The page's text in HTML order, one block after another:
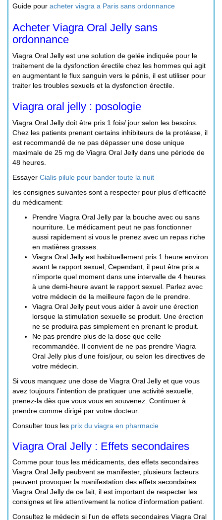
Guide pouracheter viagra a Paris sans ordonnance
Acheter Viagra Oral Jelly sans
ordonnance
Viagra Oral Jelly est une solution de gelée indiquée pour le
traitement de la dysfonction érectile chez les hommes qui agit
en augmentant le flux sanguin vers le pénis, il est utiliser pour
traiter les troubles sexuels et la dysfonction érectile.
Viagra oral jelly : posologie
Viagra Oral Jelly doit être pris 1 fois/ jour selon les besoins.
Chez les patients prenant certains inhibiteurs de la protéase, il
est recommandé de ne pas dépasser une dose unique
maximale de 25 mg de Viagra Oral Jelly dans une période de
48 heures.
EssayerCialis pilule pour bander toute la nuit
les consignes suivantes sont a respecter pour plus d’efficacité
du médicament:
Prendre Viagra Oral Jelly par la bouche avec ou sans
nourriture. Le médicament peut ne pas fonctionner
aussi rapidement si vous le prenez avec un repas riche
en matières grasses.
Viagra Oral Jelly est habituellement pris 1 heure environ
avant le rapport sexuel; Cependant, il peut être pris a
n'importe quel moment dans une intervalle de 4 heures
à une demi-heure avant le rapport sexuel. Parlez avec
votre médecin de la meilleure façon de le prendre.
Viagra Oral Jelly peut vous aider à avoir une érection
lorsque la stimulation sexuelle se produit. Une érection
ne se produira pas simplement en prenant le produit.
Ne pas prendre plus de la dose que celle
recommandée. Il convient de ne pas prendre Viagra
Oral Jelly plus d'une fois/jour, ou selon les directives de
votre médecin.
Si vous manquez une dose de Viagra Oral Jelly et que vous
avez toujours l'intention de pratiquer une activité sexuelle,
prenez-la dès que vous vous en souvenez. Continuer à
prendre comme dirigé par votre docteur.
Consulter tous les prix du viagra en pharmacie
Viagra Oral Jelly : Effets secondaires
Comme pour tous les médicaments, des effets secondaires
Viagra Oral Jelly peubvent se manifester, plusieurs facteurs
peuvent provoquer la manifestation des effets secondaires
Viagra Oral Jelly de ce fait, il est important de respecter les
consignes et lire attentivement la notice d'information patient.
Consultez le médecin si l'un de effets secondaires Viagra Oral